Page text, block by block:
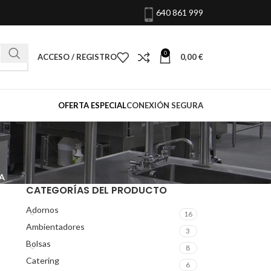
640 861 999
ACCESO / REGISTRO 0 0,00€
OFERTA ESPECIALCONEXIÓN SEGURA
CATEGORÍAS DEL PRODUCTO
Adornos 16
Ambientadores 3
Bolsas 8
Catering 6